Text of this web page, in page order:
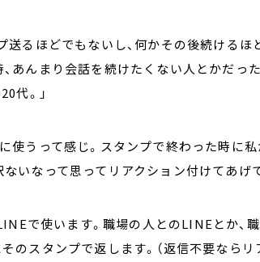
送るほどでもないし、何かその後続けるほ
あんまり会話を続けたくない人とかだっ
代。」
使うって感じ。スタンプで終わった時に私
いなって思ってリアクション付けてあげて
で使います。職場の人とのLINEとか、
のスタンプで返します。（返信不要ならリ